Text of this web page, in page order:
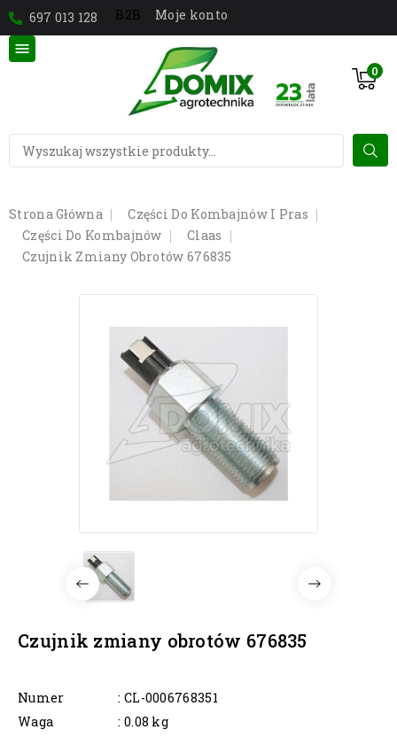
697 013 128 B2B Moje konto
0

Strona Główna
Części Do Kombajnów I Pras
Części Do Kombajnów
Claas
Czujnik Zmiany Obrotów 676835
Czujnik zmiany obrotów 676835
Numer
: CL-0006768351
Waga
: 0.08 kg